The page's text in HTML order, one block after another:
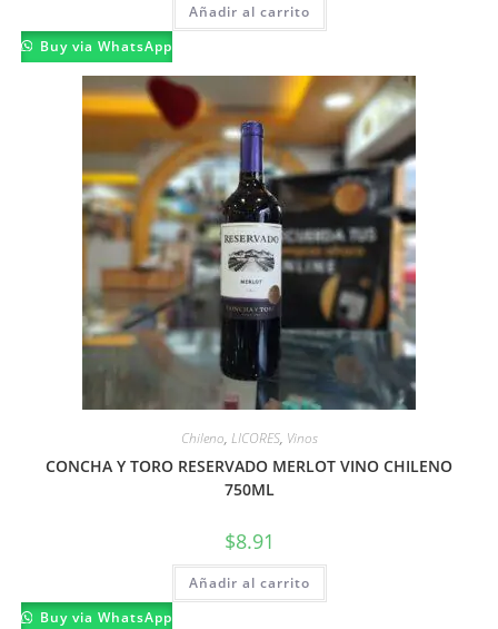
Añadir al carrito
Buy via WhatsApp
Chileno, LICORES, Vinos
CONCHA Y TORO RESERVADO MERLOT VINO CHILENO
750ML
$8.91
Añadir al carrito
Buy via WhatsApp